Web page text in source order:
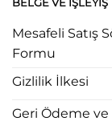
BELGE VE İŞLEYIŞ
Mesafeli Satış
Formu
Gizlilik İlkesi
Geri Ödeme ve